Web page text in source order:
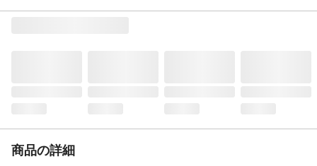
商品の詳細